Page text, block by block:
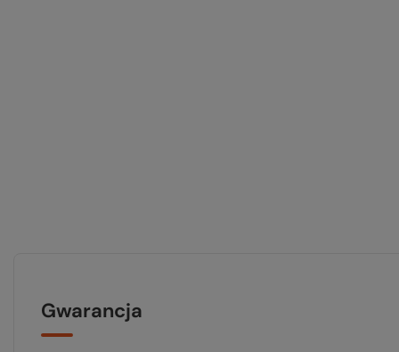
Gwarancja